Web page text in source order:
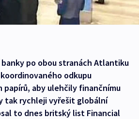
po obou stranách Atlantiku
odkupu
papírů, aby ulehčily finančnímu
tak rychleji vyřešit globální
to dnes britský list Financial